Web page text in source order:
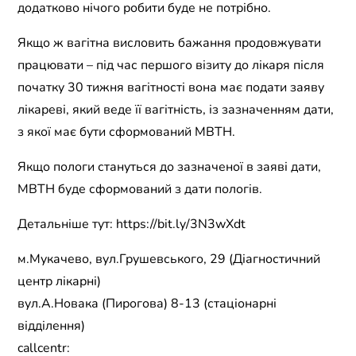
додатково нічого робити буде не потрібно.
Якщо ж вагітна висловить бажання продовжувати
працювати – під час першого візиту до лікаря після
початку 30 тижня вагітності вона має подати заяву
лікареві, який веде її вагітність, із зазначенням дати,
з якої має бути сформований МВТН.
Якщо пологи стануться до зазначеної в заяві дати,
МВТН буде сформований з дати пологів.
Детальніше тут: https://bit.ly/3N3wXdt
м.Мукачево, вул.Грушевського, 29 (Діагностичний
центр лікарні)
вул.А.Новака (Пирогова) 8-13 (стаціонарні
відділення)
callcentr: